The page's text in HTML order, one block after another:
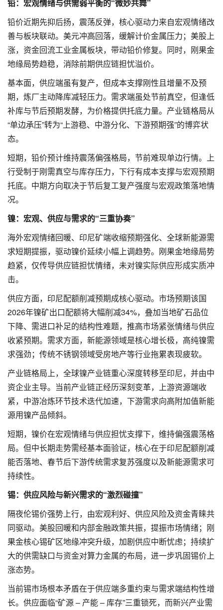
铅：宏观情绪与供需弱平衡的“微妙共舞”
铅价近期先抑后扬，震荡反弹，核心驱动力来自宏观情绪改
善与板块联动。美元冲高回落，缓解计价金属压力；美股上
涨，资金回流工业金属板块，带动铅价修复。同时，刚果金
地缘局势趋稳，消除前期供应链担忧溢价。
基本面，供应端虽有复产，但成本支撑刚性且增量不及预
期，炼厂主动降库减轻压力。需求端虽处节前真空，但逢低
补库与节后预期发酵，为价格提供托底力量。产业链格局从
“单边承压”转为“上游稳、中游分化、下游预期强”的博弈状
态。
短期，铅价预计维持震荡偏强格局，节前难现单边行情。上
行受制于刚需真空与库存压力，下行有成本支撑与宏观预期
托底。中期方向取决于节后复工复产强度与宏观政策落地情
况。
镍：宏观、供应与需求的“三重协奏”
海外宏观情绪回暖、印尼矿端收缩预期强化、全球新能源需
求短期提振，驱动镍价延续小幅上调趋势。刚果金地缘局势
趋紧，仅传导供应链担忧情绪，未对镍实际供应形成实质冲
击。
供应方面，印尼配额削减预期成核心驱动。市场预期该国
2026年镍矿出口配额将大幅削减34%，叠加当地矿石品位
下降、需进口补足的结构性难题，推高市场紧张情绪与供应
收紧预期。需求方面，新能源领域是核心增长极，高纯镍需
求强劲；传统不锈钢领域受房地产等行业拖累表现疲软。
产业链格局上，全球镍产业链重心深度转移至印尼，并由中
资企业主导。当前产业链正经历深刻变革，上游资源端收
紧，中游冶炼环节技术迭代加速，下游需求向高附加值新能
源用镍产品倾斜。
短期，镍价在宏观情绪与供应担忧支撑下，维持偏强震荡格
局。但中长期走势需经基本面验证，核心在于印尼配额削减
能否落地、春节后下游传统需求复苏强度以及新能源需求可
持续性。
锡：供应风险与新兴需求的“激烈碰撞”
隔夜伦锡价强势上行，由宏观利好、供应风险及资金青睐共
同驱动。美股回暖和内部金融政策共振，提振市场情绪；刚
果金核心锡矿区地缘冲突升级，加剧供应中断忧虑；持续扩
大的供需缺口与资金对算力金属的布局，进一步巩固锡价上
涨态势。
当前锡市场根本矛盾在于供应端多重约束与需求端结构性增
长。供应面临“矿源 – 产能 – 库存”三重锁死，而新兴产业需